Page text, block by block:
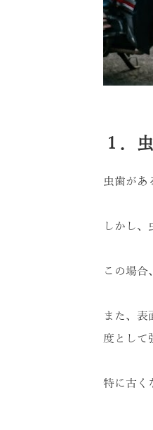
１．
虫歯があ
しかし
この場合
また、表
度として
特に古く